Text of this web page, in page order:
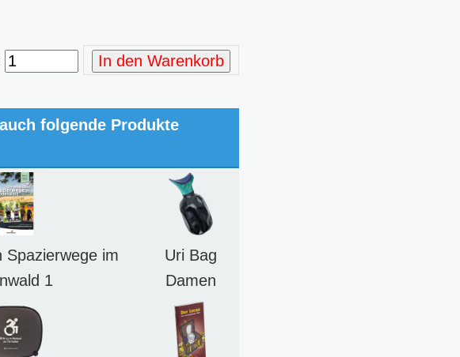
In den Warenkorb
folgende Produkte
Spazierwege im
1
Uri Bag
Damen